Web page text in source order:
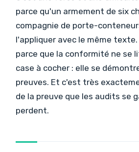
parce qu'un armement de six
compagnie de porte-
l'appliquer avec le même
parce que la conformité ne se
case à cocher : elle se
preuves. Et c'est très
de la preuve que les audits se
perdent.